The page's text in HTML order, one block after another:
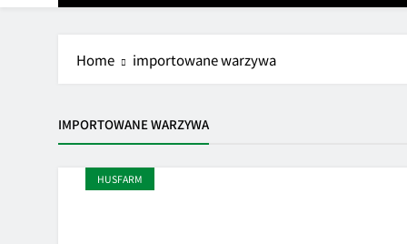
Home importowane warzywa
IMPORTOWANE WARZYWA
HUSFARM